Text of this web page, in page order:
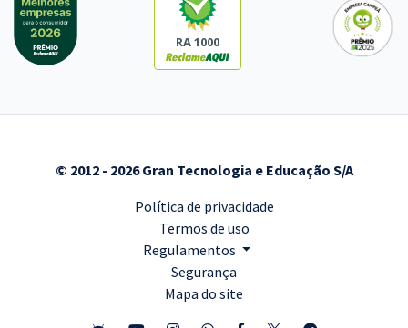
RA 1000
© 2012 - 2026 Gran Tecnologia e Educação S/A
Política de privacidade
Termos de uso
Regulamentos
Segurança
Mapa do site